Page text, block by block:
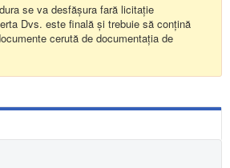
se va desfășura fară licitație
Dvs. este finală și trebuie să conțină
cerută de documentația de